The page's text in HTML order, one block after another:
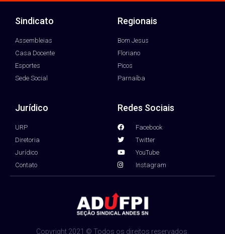
Sindicato
Assembleias
Casa Docente
Esportes
Sede Social
Regionais
Bom Jesus
Floriano
Picos
Parnaíba
Jurídico
URP
Diretoria
Jurídico
Contato
Redes Sociais
Facebook
Twitter
YouTube
Instagram
Copyright 2021 © Todos os direitos reservados.